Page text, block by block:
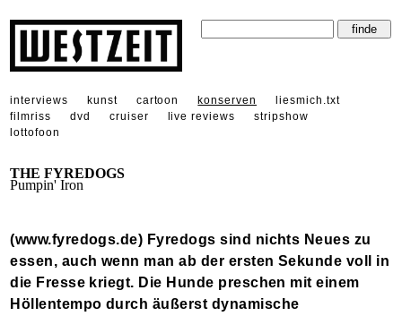
interviews kunst cartoon konserven
liesmich.txt
filmriss
dvd cruiser live reviews
stripshow
lottofoon
THE FYREDOGS
Pumpin' Iron
(www.fyredogs.de) Fyredogs sind nichts Neues zu
essen, auch wenn man ab der ersten Sekunde voll in
die Fresse kriegt. Die Hunde preschen mit einem
Höllentempo durch äußerst dynamische